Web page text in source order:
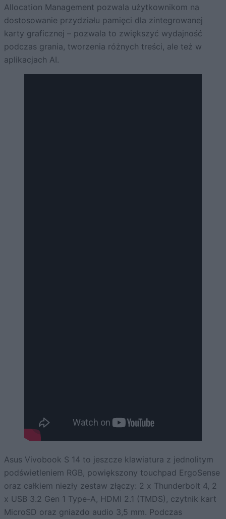
Allocation Management pozwala użytkownikom na
dostosowanie przydziału pamięci dla zintegrowanej
karty graficznej – pozwala to zwiększyć wydajność
podczas grania, tworzenia różnych treści, ale też w
aplikacjach AI.
Asus Vivobook S 14 to jeszcze klawiatura z jednolitym
podświetleniem RGB, powiększony touchpad ErgoSense
oraz całkiem niezły zestaw złączy: 2 x Thunderbolt 4, 2
x USB 3.2 Gen 1 Type-A, HDMI 2.1 (TMDS), czytnik kart
MicroSD oraz gniazdo audio 3,5 mm. Podczas